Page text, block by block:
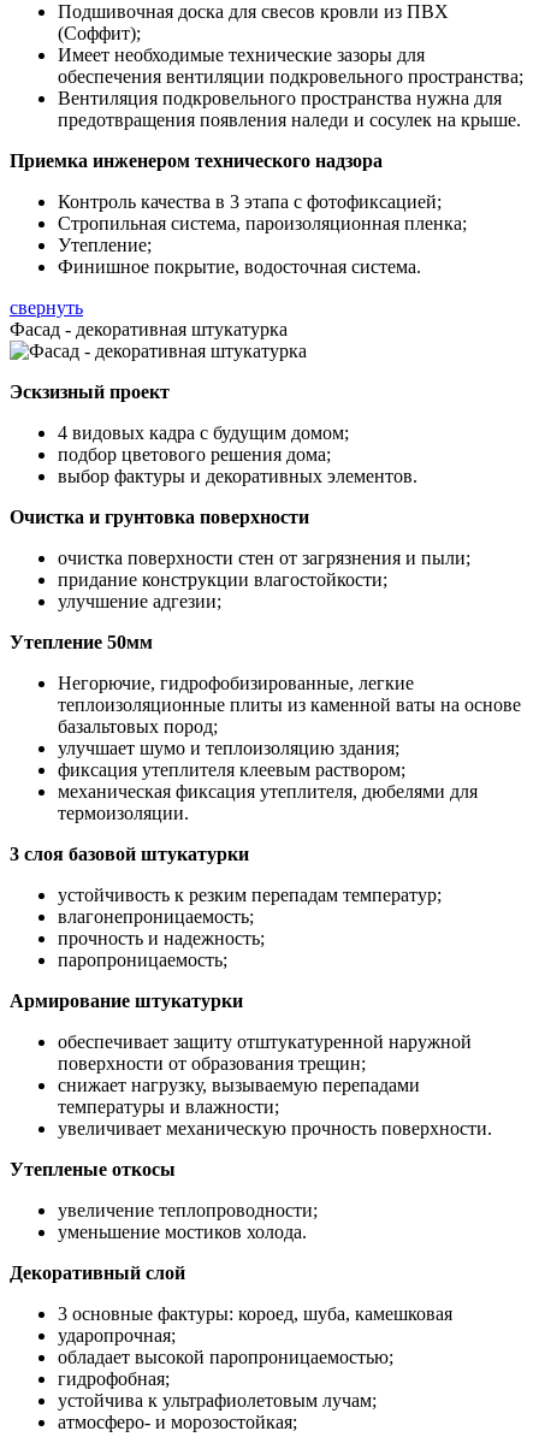
Подшивочная доска для свесов кровли из ПВХ
(Соффит);
Имеет необходимые технические зазоры для
обеспечения вентиляции подкровельного пространства;
Вентиляция подкровельного пространства нужна для
предотвращения появления наледи и сосулек на крыше.
Приемка инженером технического надзора
Контроль качества в 3 этапа с фотофиксацией;
Стропильная система, пароизоляционная пленка;
Утепление;
Финишное покрытие, водосточная система.
свернуть
Фасад - декоративная штукатурка
Эскзизный проект
4 видовых кадра с будущим домом;
подбор цветового решения дома;
выбор фактуры и декоративных элементов.
Очистка и грунтовка поверхности
очистка поверхности стен от загрязнения и пыли;
придание конструкции влагостойкости;
улучшение адгезии;
Утепление 50мм
Негорючие, гидрофобизированные, легкие
теплоизоляционные плиты из каменной ваты на основе
базальтовых пород;
улучшает шумо и теплоизоляцию здания;
фиксация утеплителя клеевым раствором;
механическая фиксация утеплителя, дюбелями для
термоизоляции.
3 слоя базовой штукатурки
устойчивость к резким перепадам температур;
влагонепроницаемость;
прочность и надежность;
паропроницаемость;
Армирование штукатурки
обеспечивает защиту отштукатуренной наружной
поверхности от образования трещин;
снижает нагрузку, вызываемую перепадами
температуры и влажности;
увеличивает механическую прочность поверхности.
Утепленые откосы
увеличение теплопроводности;
уменьшение мостиков холода.
Декоративный слой
3 основные фактуры: короед, шуба, камешковая
ударопрочная;
обладает высокой паропроницаемостью;
гидрофобная;
устойчива к ультрафиолетовым лучам;
атмосферо- и морозостойкая;